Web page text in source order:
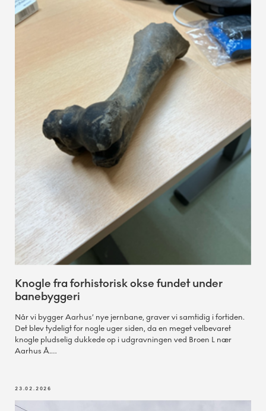
Knogle fra forhistorisk okse fundet under
banebyggeri
Når vi bygger Aarhus’ nye jernbane, graver vi samtidig i fortiden.
Det blev tydeligt for nogle uger siden, da en meget velbevaret
knogle pludselig dukkede op i udgravningen ved Broen L nær
Aarhus Å.
23.02.2026